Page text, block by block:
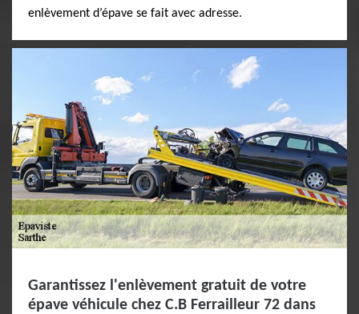
enlèvement d’épave se fait avec adresse.
Garantissez l'enlèvement gratuit de votre
épave véhicule chez C.B Ferrailleur 72 dans